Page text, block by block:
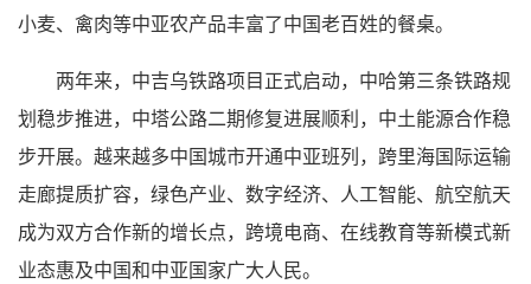
小麦、禽肉等中亚农产品丰富了中国老百姓的餐桌。
两年来，中吉乌铁路项目正式启动，中哈第三条铁路规
划稳步推进，中塔公路二期修复进展顺利，中土能源合作稳
步开展。越来越多中国城市开通中亚班列，跨里海国际运输
走廊提质扩容，绿色产业、数字经济、人工智能、航空航天
成为双方合作新的增长点，跨境电商、在线教育等新模式新
业态惠及中国和中亚国家广大人民。